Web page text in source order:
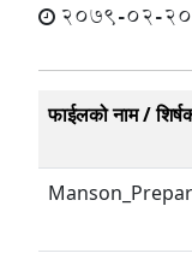
2079-02-20
फाईलको नाम /